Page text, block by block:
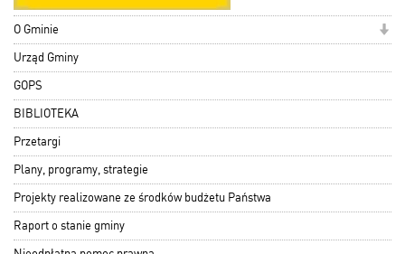
O Gminie
Urząd Gminy
GOPS
BIBLIOTEKA
Przetargi
Plany, programy, strategie
Projekty realizowane ze środków budżetu Państwa
Raport o stanie gminy